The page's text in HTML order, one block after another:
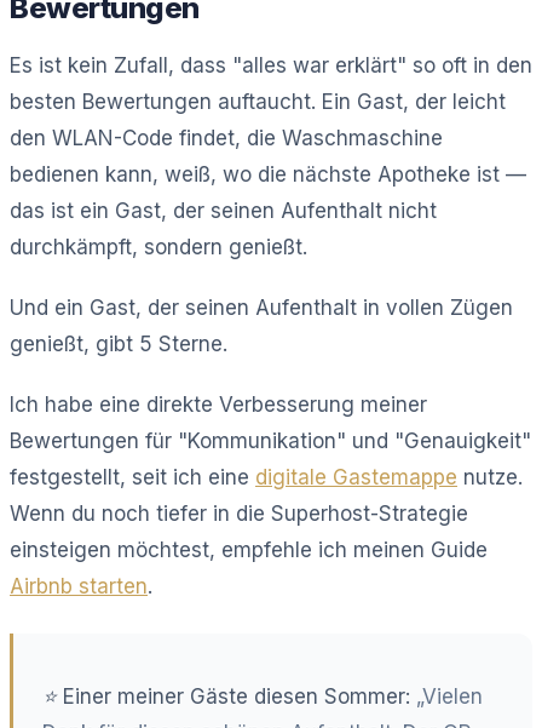
Bewertungen
Es ist kein Zufall, dass "alles war erklärt" so oft in den
besten Bewertungen auftaucht. Ein Gast, der leicht
den WLAN-Code findet, die Waschmaschine
bedienen kann, weiß, wo die nächste Apotheke ist —
das ist ein Gast, der seinen Aufenthalt nicht
durchkämpft, sondern genießt.
Und ein Gast, der seinen Aufenthalt in vollen Zügen
genießt, gibt 5 Sterne.
Ich habe eine direkte Verbesserung meiner
Bewertungen für "Kommunikation" und "Genauigkeit"
festgestellt, seit ich eine digitale Gastemappe nutze.
Wenn du noch tiefer in die Superhost-Strategie
einsteigen möchtest, empfehle ich meinen Guide
Airbnb starten.
⭐ Einer meiner Gäste diesen Sommer: „Vielen